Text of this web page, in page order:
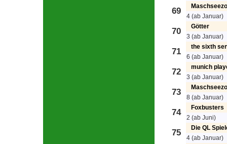
69
4 (ab Januar)
70
Götter
3 (ab Januar)
71
the sixth
6 (ab Januar)
72
munich
3 (ab Januar)
73
8 (ab Januar)
74
Foxbusters
2 (ab Juni)
75
Die QL
4 (ab Januar)